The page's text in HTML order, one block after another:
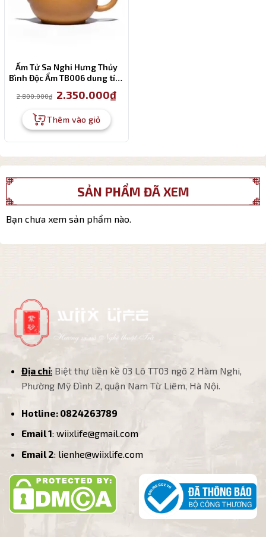
Ấm Tử Sa Nghi Hưng Thủy
Bình Độc Ẩm TB006 dung tích
2.800.000₫ Giá
gốc
2.800.000₫.
2.350.000₫Giá
Thêm vào giỏ
SẢN PHẨM ĐÃ XEM
Bạn chưa xem sản phẩm nào.
Địa chỉ:Biệt thự liền kề 03 Lô TT03 ngõ 2 Hàm Nghi,
Phường Mỹ Đình 2, quận Nam Từ Liêm, Hà Nội.
Hotline: 0824263789
Email 1: wiixlife@gmail.com
Email 2: lienhe@wiixlife.com